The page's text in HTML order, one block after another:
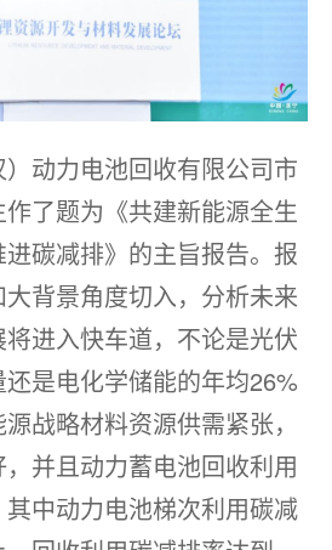
动力电池回收有限公司市
了题为《共建新能源全生
碳减排》的主旨报告。报
背景角度切入，分析未来
进入快车道，不论是光伏
是电化学储能的年均26%
战略材料资源供需紧张，
并且动力蓄电池回收利用
中动力电池梯次利用碳减